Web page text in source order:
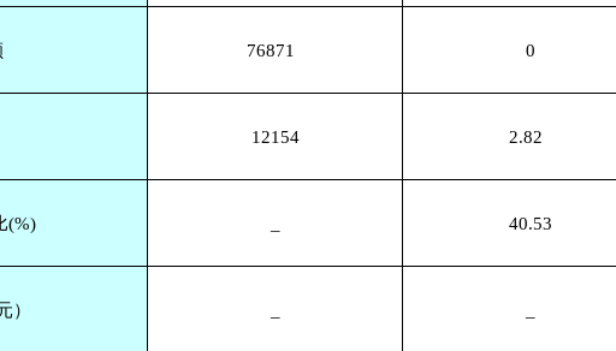
76871 0
12154 2.82
(%) 40.53
）